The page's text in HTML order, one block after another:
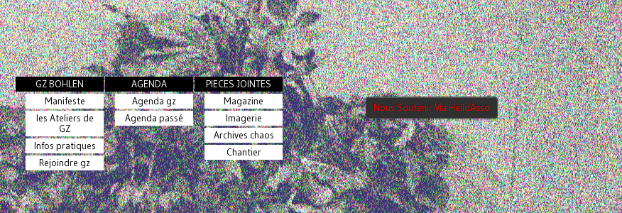
GZ BOHLEN
Manifeste
les Ateliers de
GZ
Infos pratiques
Rejoindre gz
AGENDA
Agenda gz
Agenda passé
PIECES JOINTES
Magazine
Imagerie
Archives chaos
Chantier
Nous Soutenir Via HelloAsso